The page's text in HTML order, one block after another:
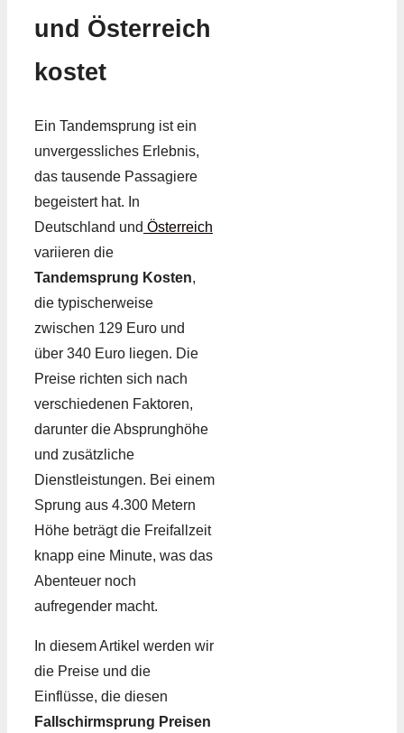
und Österreich
kostet
Ein Tandemsprung ist ein
unvergessliches Erlebnis,
das tausende Passagiere
begeistert hat. In
Deutschland und Österreich
variieren die
Tandemsprung Kosten,
die typischerweise
zwischen 129 Euro und
über 340 Euro liegen. Die
Preise richten sich nach
verschiedenen Faktoren,
darunter die Absprunghöhe
und zusätzliche
Dienstleistungen. Bei einem
Sprung aus 4.300 Metern
Höhe beträgt die Freifallzeit
knapp eine Minute, was das
Abenteuer noch
aufregender macht.
In diesem Artikel werden wir
die Preise und die
Einflüsse, die diesen
Fallschirmsprung Preisen